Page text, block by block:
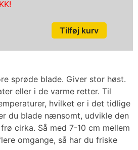
sprøde blade. Giver stor høst.
eller i de varme retter. Til
hvilket er i det tidlige
du blade nænsomt, udvikle den
cirka. Så med 7-10 cm mellem
omgange, så har du friske
!